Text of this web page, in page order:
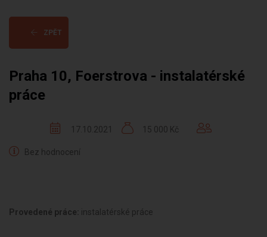
ZPĚT
Praha 10, Foerstrova - instalatérské
práce
17.10.2021 15 000 Kč
Bez hodnocení
Provedené práce: instalatérské práce